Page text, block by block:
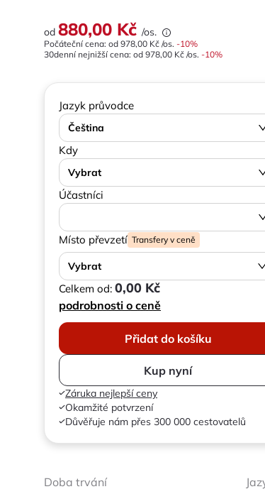
od 880,00 Kč /os.
Počáteční cena: od 978,00 Kč /os. -10%
30denní nejnižší cena: od 978,00 Kč /os. -10%
Jazyk průvodce
Čeština
Kdy
Vybrat
Účastníci
Místo převzetí Transfery v ceně
Vybrat
Celkem od: 0,00 Kč
podrobnosti o ceně
Přidat do košíku
Kup nyní
Záruka nejlepší ceny
Okamžité potvrzení
Důvěřuje nám přes 300 000 cestovatelů
Doba trvání